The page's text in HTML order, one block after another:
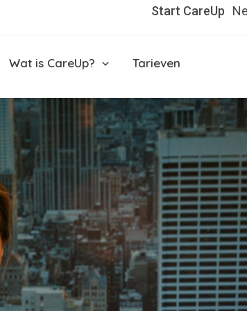
Start CareUp
Wat is CareUp? Tarieven